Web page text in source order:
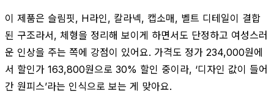
이 제품은 슬림핏, H라인, 칼라넥, 캡소매, 벨트 디테일이 결합
된 구조라서, 체형을 정리해 보이게 하면서도 단정하고 여성스러
운 인상을 주는 쪽에 강점이 있어요. 가격도 정가 234,000원에
서 할인가 163,800원으로 30% 할인 중이라, ‘디자인 값이 들어
간 원피스’라는 인식으로 보는 게 맞아요.